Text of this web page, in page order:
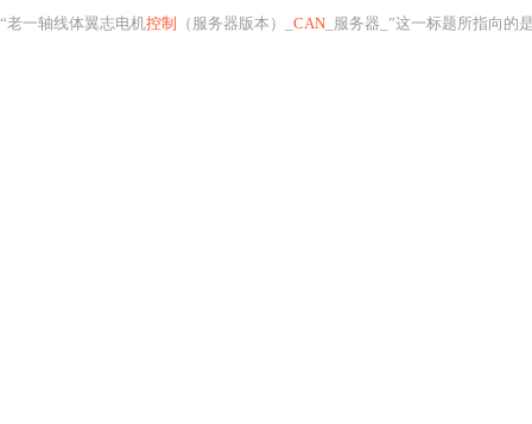
“老一轴线体翼志电机控制 （服务器版本）_ CAN _服务器_”这一标题所指向的